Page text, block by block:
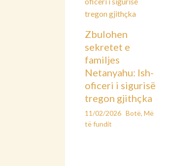
Zbulohen
sekretet e
familjes
Netanyahu: Ish-
oficeri i sigurisë
tregon gjithçka
11/02/2026 Botë, Më
të fundit